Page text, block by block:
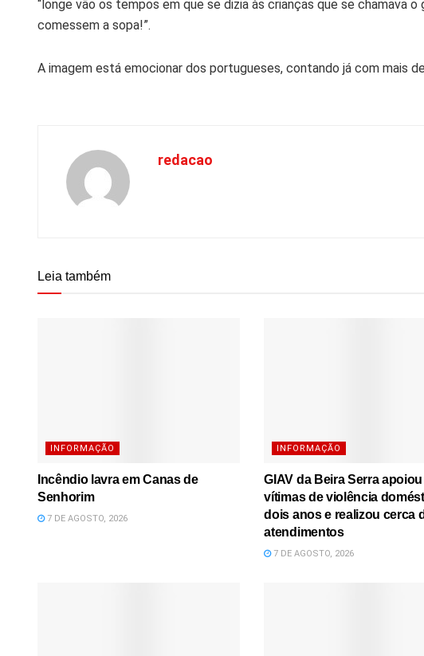
“longe vão os tempos em que se dizia às crianças que se chamava
comessem a sopa!”.
A imagem está emocionar dos portugueses, contando já com mais
redacao
Leia também
INFORMAÇÃO
Incêndio lavra em Canas de
Senhorim
7 DE AGOSTO, 2026
INFORMAÇÃO
GIAV da Beira Serra
vítimas de violência
dois anos e realizou cerca
atendimentos
7 DE AGOSTO, 2026